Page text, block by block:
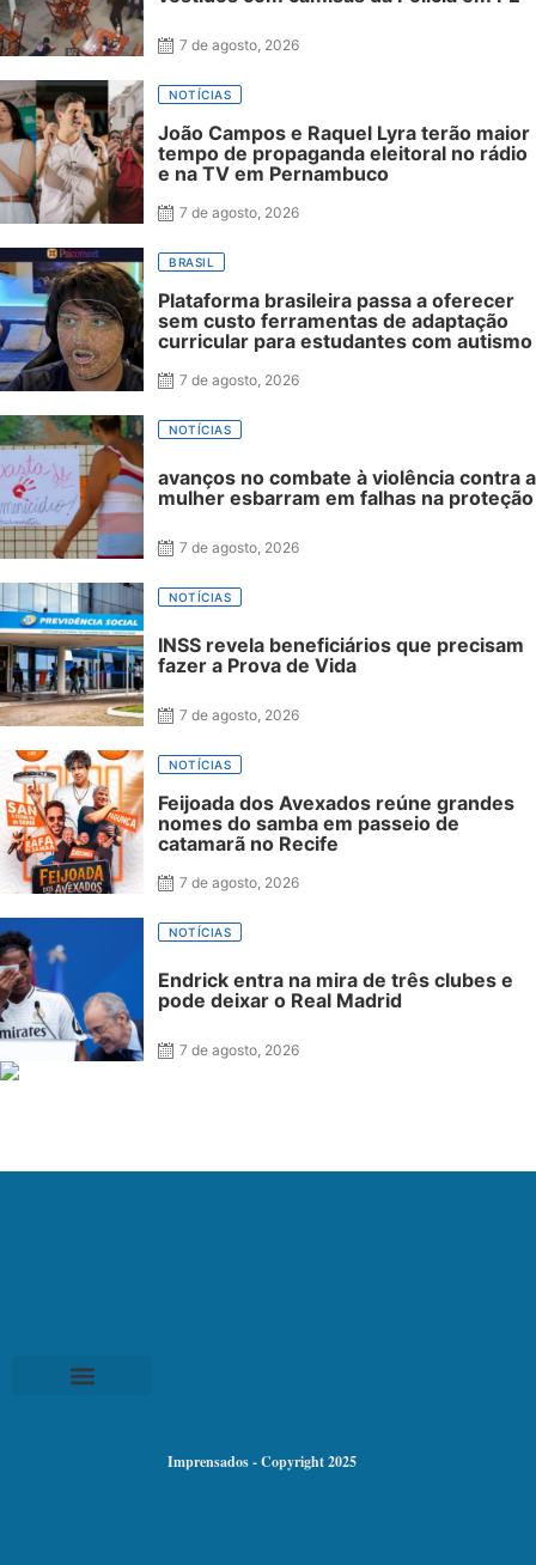
7 de agosto, 2026
NOTÍCIAS
João Campos e Raquel Lyra terão maior
tempo de propaganda eleitoral no rádio
e na TV em Pernambuco
7 de agosto, 2026
BRASIL
Plataforma brasileira passa a oferecer
sem custo ferramentas de adaptação
curricular para estudantes com autismo
7 de agosto, 2026
NOTÍCIAS
avanços no combate à violência contra a
mulher esbarram em falhas na proteção
7 de agosto, 2026
NOTÍCIAS
INSS revela beneficiários que precisam
fazer a Prova de Vida
7 de agosto, 2026
NOTÍCIAS
Feijoada dos Avexados reúne grandes
nomes do samba em passeio de
catamarã no Recife
7 de agosto, 2026
NOTÍCIAS
Endrick entra na mira de três clubes e
pode deixar o Real Madrid
7 de agosto, 2026
Imprensados - Copyright 2025